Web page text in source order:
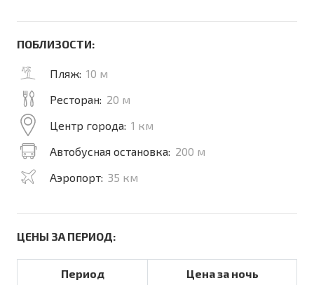
ПОБЛИЗОСТИ:
Пляж: 10 м
Ресторан: 20 м
Центр города: 1 км
Автобусная остановка: 200 м
Аэропорт: 35 км
ЦЕНЫ ЗА ПЕРИОД:
Период Цена за ночь